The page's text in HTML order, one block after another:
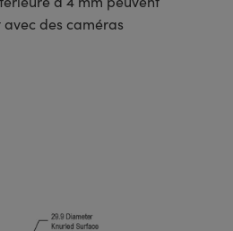
des caméras